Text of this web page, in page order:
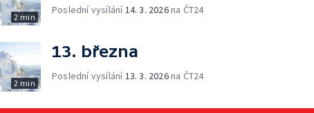
2 min
Poslední vysílání 14. 3. 2026na ČT24
2 min
13. března
Poslední vysílání 13. 3. 2026na ČT24